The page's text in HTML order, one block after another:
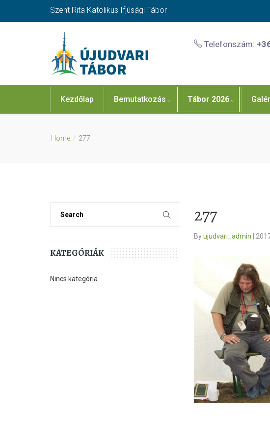
Szent Rita Katolikus Ifjúsági Tábor
Telefonszám:
Kezdőlap Bemutatkozás Tábor 2026
Home 277
KATEGÓRIÁK
Nincs kategória
277
Byujudvari_admin